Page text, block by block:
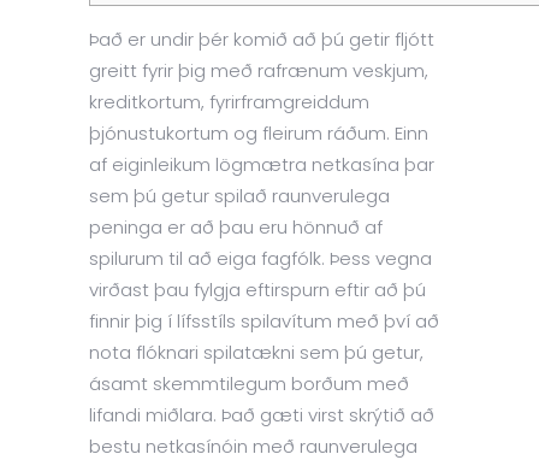
Það er undir þér komið að þú getir fljótt
greitt fyrir þig með rafrænum veskjum,
kreditkortum, fyrirframgreiddum
þjónustukortum og fleirum ráðum. Einn
af eiginleikum lögmætra netkasína þar
sem þú getur spilað raunverulega
peninga er að þau eru hönnuð af
spilurum til að eiga fagfólk. Þess vegna
virðast þau fylgja eftirspurn eftir að þú
finnir þig í lífsstíls spilavítum með því að
nota flóknari spilatækni sem þú getur,
ásamt skemmtilegum borðum með
lifandi miðlara. Það gæti virst skrýtið að
bestu netkasínóin með raunverulega